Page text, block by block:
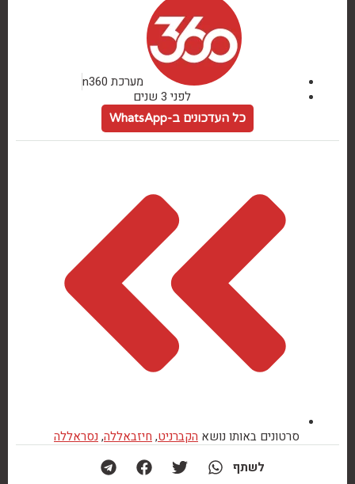
מערכת n360
לפני 3 שנים
כל העדכונים ב-WhatsApp
סרטונים באותו נושא הקברניט, חיזבאללה, נסראללה
לשתף